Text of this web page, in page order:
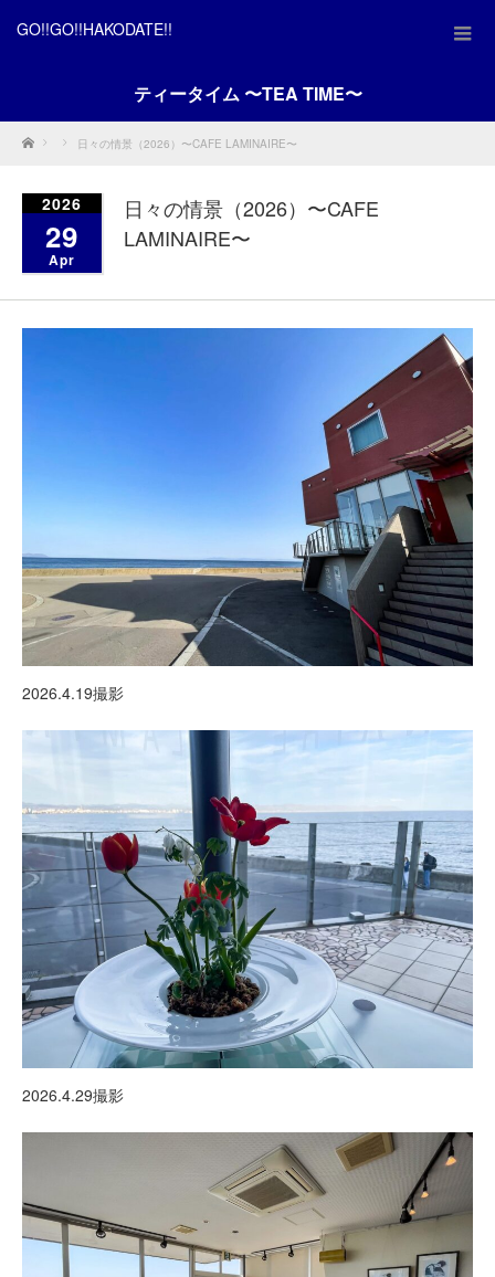
GO!!GO!!HAKODATE!!
ティータイム 〜TEA TIME〜
Home 日々の情景（2026）〜CAFE LAMINAIRE〜
2026
29
Apr
日々の情景（2026）〜CAFE
LAMINAIRE〜
2026.4.19撮影
2026.4.29撮影